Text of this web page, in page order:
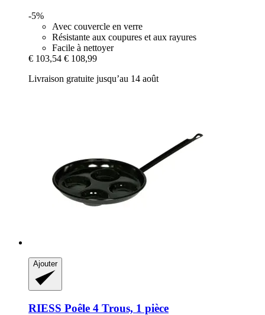
-5%
Avec couvercle en verre
Résistante aux coupures et aux rayures
Facile à nettoyer
€ 103,54 € 108,99
Livraison gratuite jusqu’au 14 août
Ajouter
RIESS Poêle 4 Trous, 1 pièce